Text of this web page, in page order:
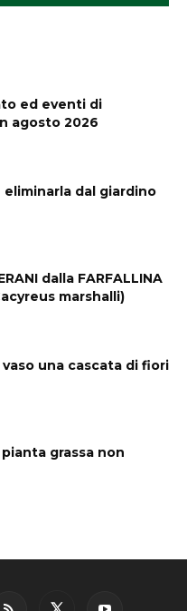
ed eventi di
agosto 2026
eliminarla dal giardino
dalla FARFALLINA
marshalli)
una cascata di fiori
grassa non